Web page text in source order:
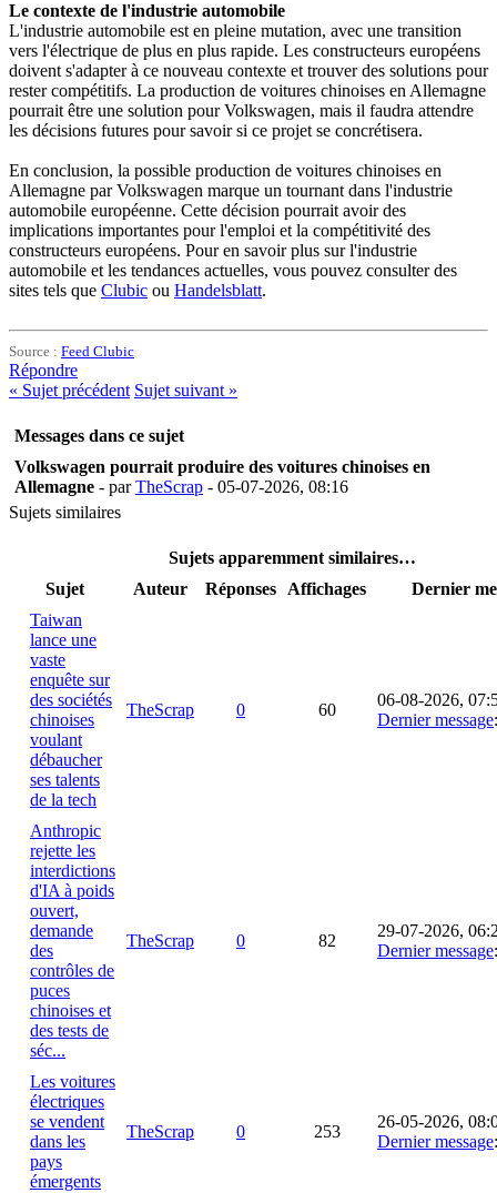
Le contexte de l'industrie automobile
L'industrie automobile est en pleine mutation, avec une transition
vers l'électrique de plus en plus rapide. Les constructeurs européens
doivent s'adapter à ce nouveau contexte et trouver des solutions pour
rester compétitifs. La production de voitures chinoises en Allemagne
pourrait être une solution pour Volkswagen, mais il faudra attendre
les décisions futures pour savoir si ce projet se concrétisera.
En conclusion, la possible production de voitures chinoises en
Allemagne par Volkswagen marque un tournant dans l'industrie
automobile européenne. Cette décision pourrait avoir des
implications importantes pour l'emploi et la compétitivité des
constructeurs européens. Pour en savoir plus sur l'industrie
automobile et les tendances actuelles, vous pouvez consulter des
sites tels que Clubic ou Handelsblatt.
Source : Feed Clubic
Répondre
« Sujet précédent Sujet suivant »
Messages dans ce sujet
Volkswagen pourrait produire des voitures chinoises en
Allemagne - parTheScrap - 05-07-2026, 08:16
Sujets similaires
Sujets apparemment similaires…
Sujet
Auteur Réponses Affichages
Dernier
Taiwan
lance une
vaste
enquête sur
des sociétés
chinoises
voulant
débaucher
ses talents
de la tech
TheScrap 0 60
06-08-2026,
Dernier message
Anthropic
rejette les
interdictions
d'IA à poids
ouvert,
demande
des
contrôles de
puces
chinoises et
des tests de
séc...
TheScrap 0 82
29-07-2026,
Dernier message
Les voitures
électriques
se vendent
dans les
pays
émergents
TheScrap 0 253
26-05-2026,
Dernier message